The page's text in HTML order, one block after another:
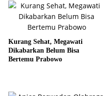
Kurang Sehat, Megawati
Dikabarkan Belum Bisa
Bertemu Prabowo